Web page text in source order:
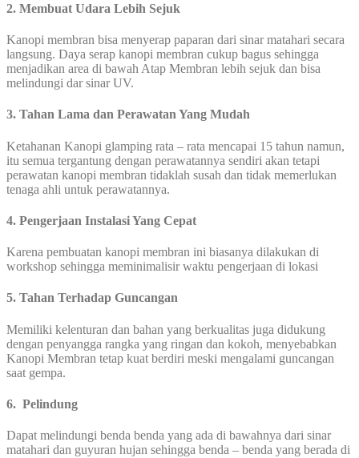
2. Membuat Udara Lebih Sejuk
Kanopi membran bisa menyerap paparan dari sinar matahari secara
langsung. Daya serap kanopi membran cukup bagus sehingga
menjadikan area di bawah Atap Membran lebih sejuk dan bisa
melindungi dar sinar UV.
3. Tahan Lama dan Perawatan Yang Mudah
Ketahanan Kanopi glamping rata – rata mencapai 15 tahun namun,
itu semua tergantung dengan perawatannya sendiri akan tetapi
perawatan kanopi membran tidaklah susah dan tidak memerlukan
tenaga ahli untuk perawatannya.
4. Pengerjaan Instalasi Yang Cepat
Karena pembuatan kanopi membran ini biasanya dilakukan di
workshop sehingga meminimalisir waktu pengerjaan di lokasi
5. Tahan Terhadap Guncangan
Memiliki kelenturan dan bahan yang berkualitas juga didukung
dengan penyangga rangka yang ringan dan kokoh, menyebabkan
Kanopi Membran tetap kuat berdiri meski mengalami guncangan
saat gempa.
6. Pelindung
Dapat melindungi benda benda yang ada di bawahnya dari sinar
matahari dan guyuran hujan sehingga benda – benda yang berada di